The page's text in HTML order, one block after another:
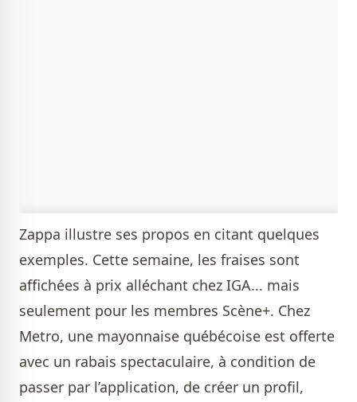
Zappa illustre ses propos en citant quelques
exemples. Cette semaine, les fraises sont
affichées à prix alléchant chez IGA... mais
seulement pour les membres Scène+. Chez
Metro, une mayonnaise québécoise est offerte
avec un rabais spectaculaire, à condition de
passer par l’application, de créer un profil,